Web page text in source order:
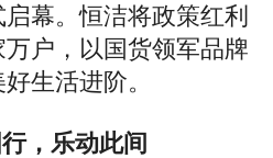
幕。恒洁将政策红利
户，以国货领军品牌
生活进阶。
，乐动此间